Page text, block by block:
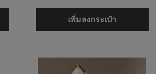
เพิ่มลงกระเป๋า